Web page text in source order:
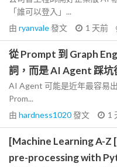
「誰可以登入」...
由 ryanvale發文 1 天前
從 Prompt 到 Graph
詞，而是 AI Agent 踩坑
AI Agent 可能是近年最容易
Prom...
由 hardness1020發文 1
[Machine Learning A-Z
pre-processing with